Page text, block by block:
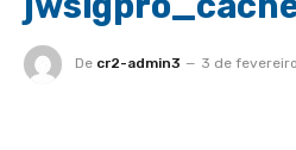
De cr2-admin3 3 de